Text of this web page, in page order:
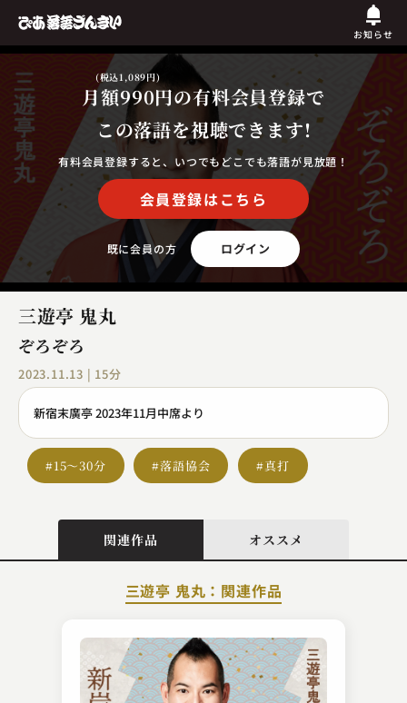
お知らせ
月額990円
(税込1,089円)
の有料会員登録で
この落語を視聴できます!
有料会員登録すると、いつでもどこでも落語が見放題！
会員登録はこちら
既に会員の方 ログイン
三遊亭 鬼丸
ぞろぞろ
2023.11.13 | 15分
新宿末廣亭 2023年11月中席より
#15～30分 #落語協会 #真打
関連作品 オススメ
三遊亭 鬼丸：関連作品